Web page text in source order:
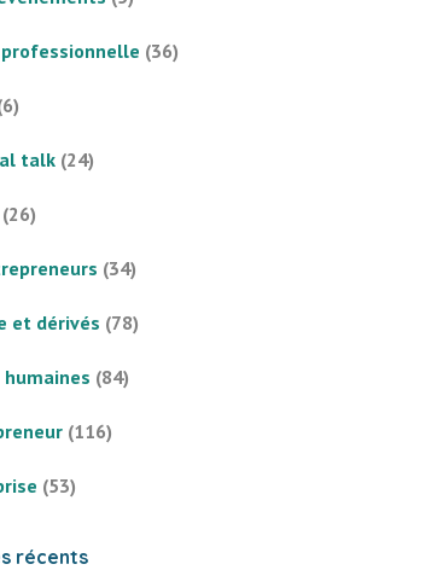
(36)
talk (24)
(26)
(34)
et dérivés (78)
humaines (84)
(116)
(53)
récents